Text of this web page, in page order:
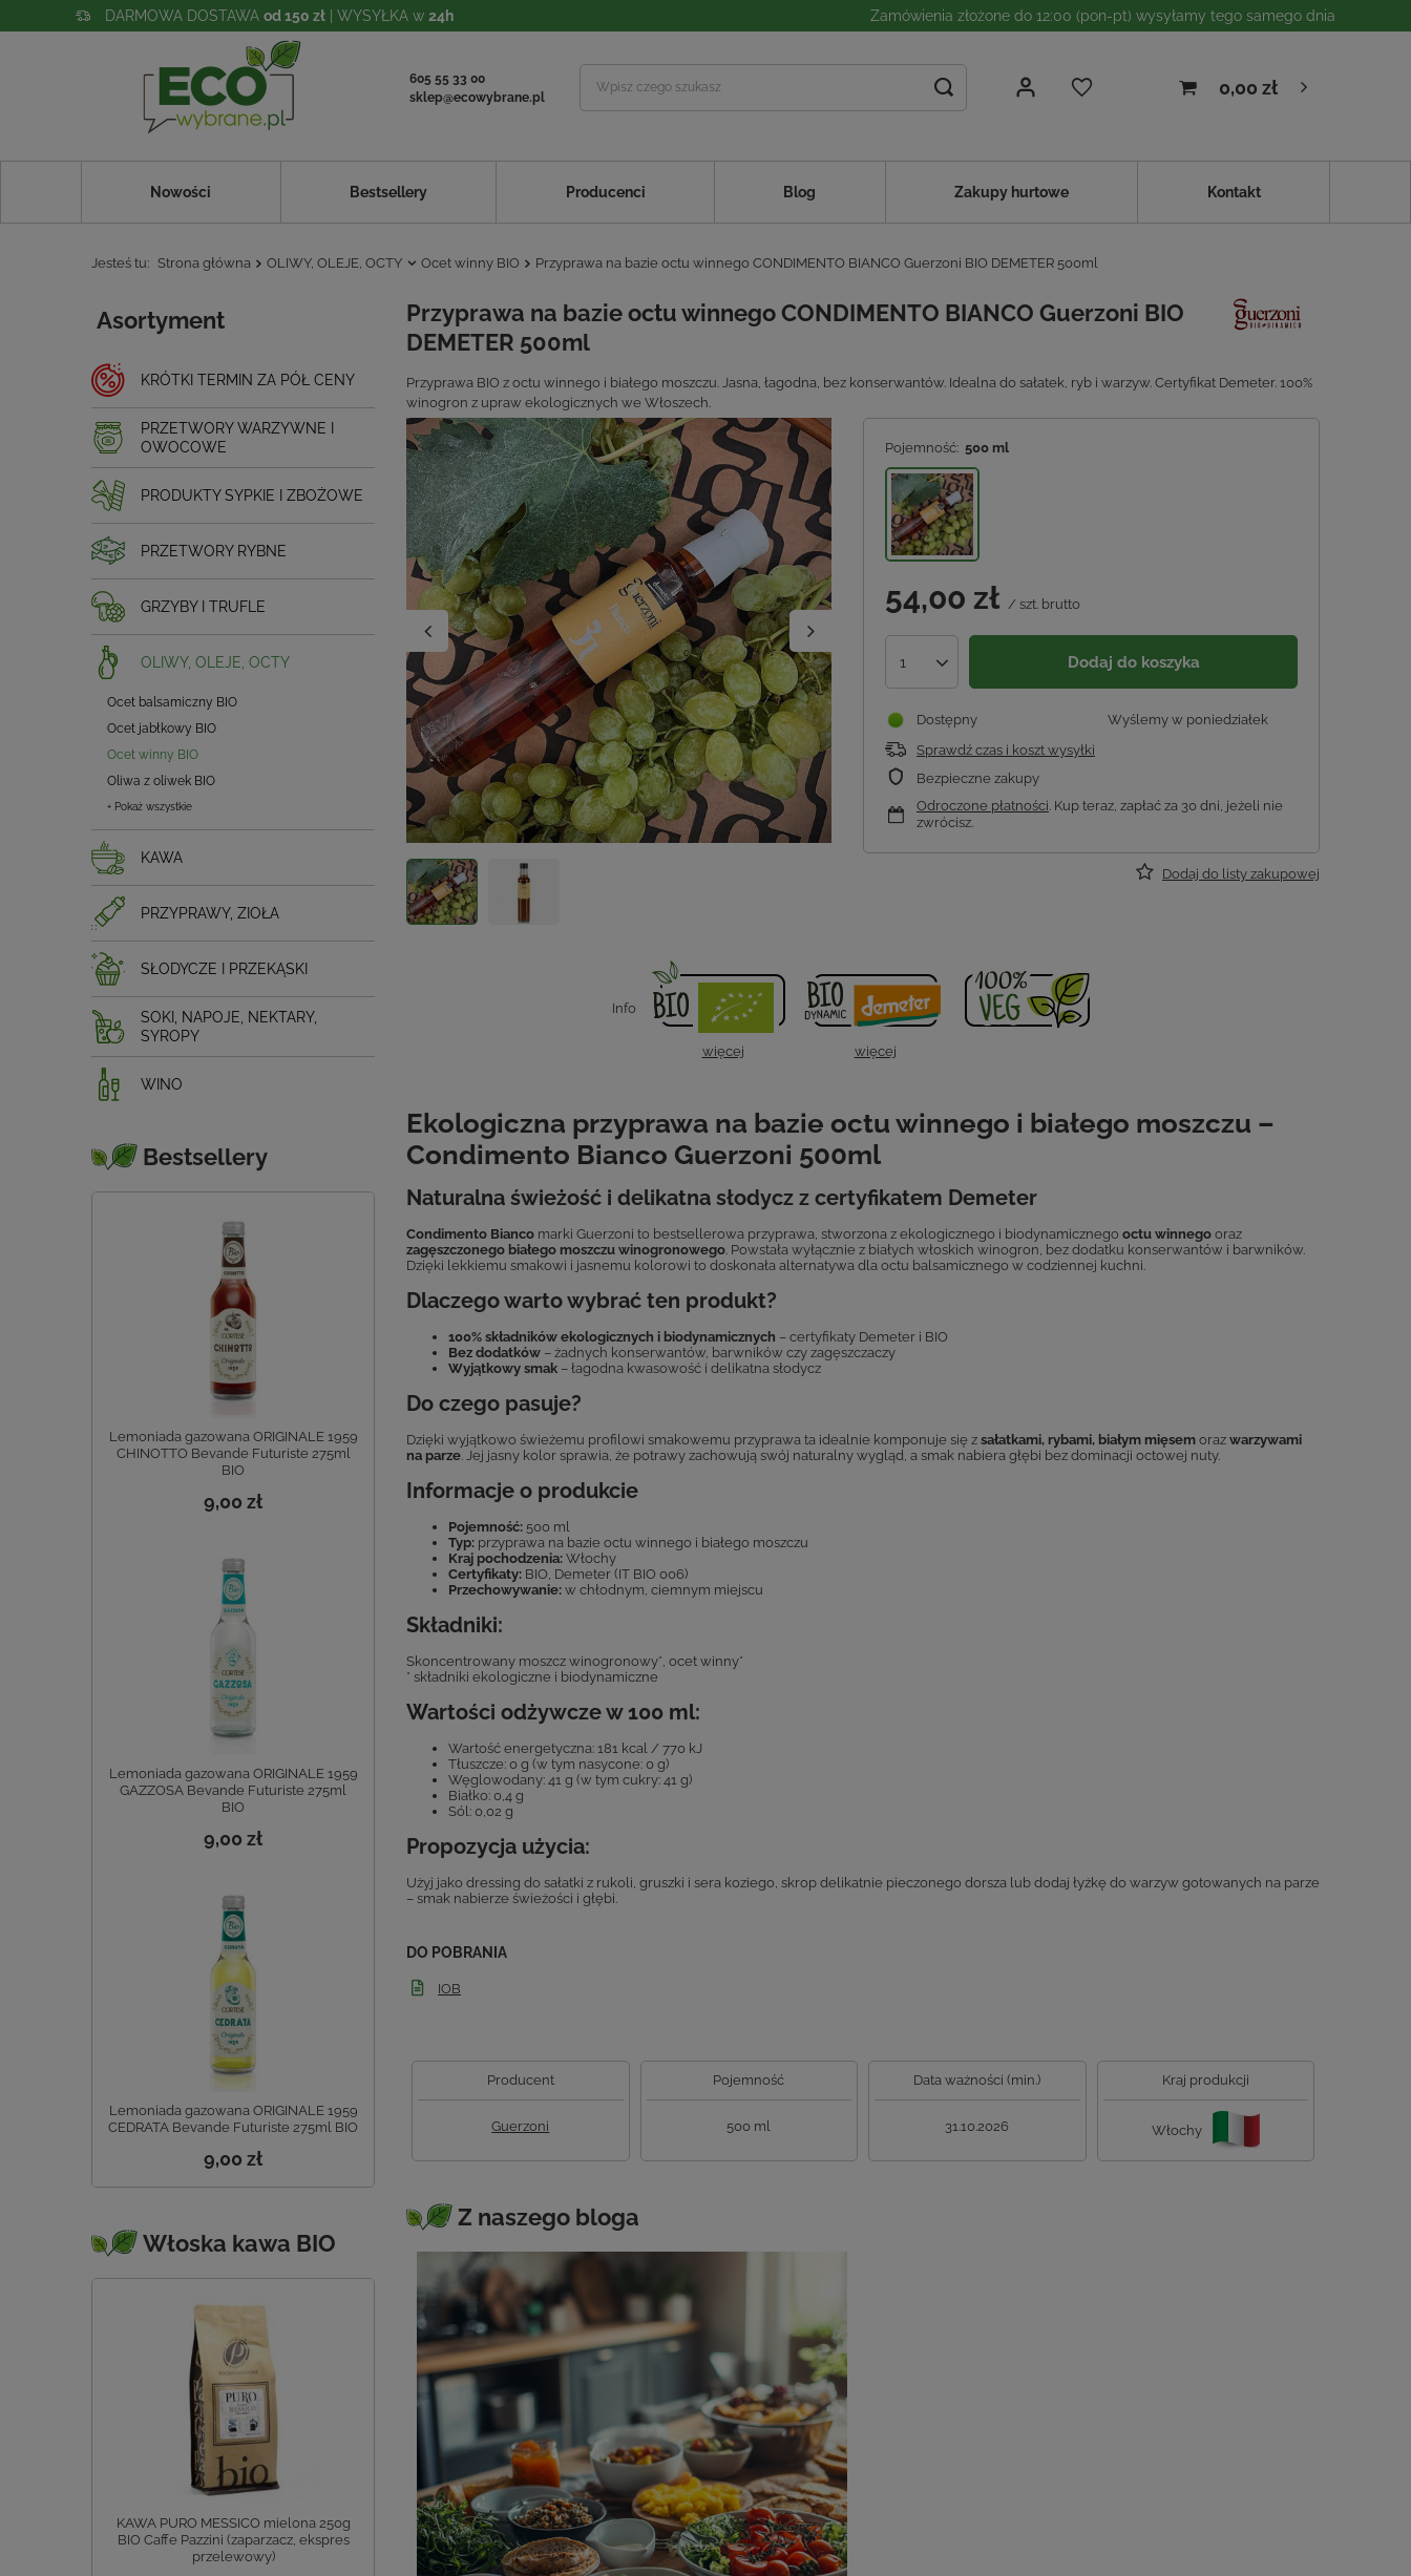
DARMOWA DOSTAWA od 150 zł | WYSYŁKA w 24h Zamówienia złożone do 12:00 (pon-pt) wysyłamy tego samego dnia
605 55 33 00
sklep@ecowybrane.pl
0,00 zł
Nowości Bestsellery Producenci Blog Zakupy hurtowe Kontakt
Jesteś tu: Strona główna OLIWY, OLEJE, OCTY Ocet winny BIO Przyprawa na bazie octu winnego CONDIMENTO BIANCO Guerzoni BIO DEMETER 500ml
Asortyment
KRÓTKI TERMIN ZA PÓŁ CENY
PRZETWORY WARZYWNE I
OWOCOWE
PRODUKTY SYPKIE I ZBOŻOWE
PRZETWORY RYBNE
GRZYBY I TRUFLE
OLIWY, OLEJE, OCTY
Ocet balsamiczny BIO
Ocet jabłkowy BIO
Ocet winny BIO
Oliwa z oliwek BIO
+ Pokaż wszystkie
KAWA
PRZYPRAWY, ZIOŁA
SŁODYCZE I PRZEKĄSKI
SOKI, NAPOJE, NEKTARY,
SYROPY
WINO
Bestsellery
Lemoniada gazowana ORIGINALE 1959
CHINOTTO Bevande Futuriste 275ml
BIO
9,00 zł
Lemoniada gazowana ORIGINALE 1959
GAZZOSA Bevande Futuriste 275ml
BIO
9,00 zł
Lemoniada gazowana ORIGINALE 1959
CEDRATA Bevande Futuriste 275ml BIO
9,00 zł
Włoska kawa BIO
KAWA PURO MESSICO mielona 250g
BIO Caffe Pazzini (zaparzacz, ekspres
przelewowy)
Przyprawa na bazie octu winnego CONDIMENTO BIANCO Guerzoni BIO
DEMETER 500ml
Przyprawa BIO z octu winnego i białego moszczu. Jasna, łagodna, bez konserwantów. Idealna do sałatek, ryb i warzyw. Certyfikat Demeter. 100%
winogron z upraw ekologicznych we Włoszech.
Pojemność: 500 ml
54,00 zł / szt. brutto
1 Dodaj do koszyka
Wyślemyw poniedziałek
Dostępny
Sprawdź czas i koszt wysyłki
Bezpieczne zakupy
Odroczone płatności. Kup teraz, zapłać za 30 dni, jeżeli nie
zwrócisz.
Dodaj do listy zakupowej
Info
więcej więcej
Ekologiczna przyprawa na bazie octu winnego i białego moszczu –
Condimento Bianco Guerzoni 500ml
Naturalna świeżość i delikatna słodycz z certyfikatem Demeter
Condimento Bianco marki Guerzoni to bestsellerowa przyprawa, stworzona z ekologicznego i biodynamicznego octu winnego oraz
zagęszczonego białego moszczu winogronowego. Powstała wyłącznie z białych włoskich winogron, bez dodatku konserwantów i barwników.
Dzięki lekkiemu smakowi i jasnemu kolorowi to doskonała alternatywa dla octu balsamicznego w codziennej kuchni.
Dlaczego warto wybrać ten produkt?
100% składników ekologicznych i biodynamicznych – certyfikaty Demeter i BIO
Bez dodatków – żadnych konserwantów, barwników czy zagęszczaczy
Wyjątkowy smak – łagodna kwasowość i delikatna słodycz
Do czego pasuje?
Dzięki wyjątkowo świeżemu profilowi smakowemu przyprawa ta idealnie komponuje się z sałatkami, rybami, białym mięsem oraz warzywami
na parze. Jej jasny kolor sprawia, że potrawy zachowują swój naturalny wygląd, a smak nabiera głębi bez dominacji octowej nuty.
Informacje o produkcie
Pojemność: 500 ml
Typ: przyprawa na bazie octu winnego i białego moszczu
Kraj pochodzenia: Włochy
Certyfikaty: BIO, Demeter (IT BIO 006)
Przechowywanie: w chłodnym, ciemnym miejscu
Składniki:
Skoncentrowany moszcz winogronowy*, ocet winny*
* składniki ekologiczne i biodynamiczne
Wartości odżywcze w 100 ml:
Wartość energetyczna: 181 kcal / 770 kJ
Tłuszcze: 0 g (w tym nasycone: 0 g)
Węglowodany: 41 g (w tym cukry: 41 g)
Białko: 0,4 g
Sól: 0,02 g
Propozycja użycia:
Użyj jako dressing do sałatki z rukoli, gruszki i sera koziego, skrop delikatnie pieczonego dorsza lub dodaj łyżkę do warzyw gotowanych na parze
– smak nabierze świeżości i głębi.
DO POBRANIA
IOB
Producent
Guerzoni
Pojemność
500 ml
Data ważności (min.)
31.10.2026
Kraj produkcji
Włochy
Z naszego bloga